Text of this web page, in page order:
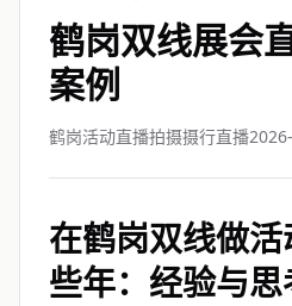
鹤岗双线展会
案例
鹤岗活动直播拍摄摄行直播
在鹤岗双线做
些年：经验与思